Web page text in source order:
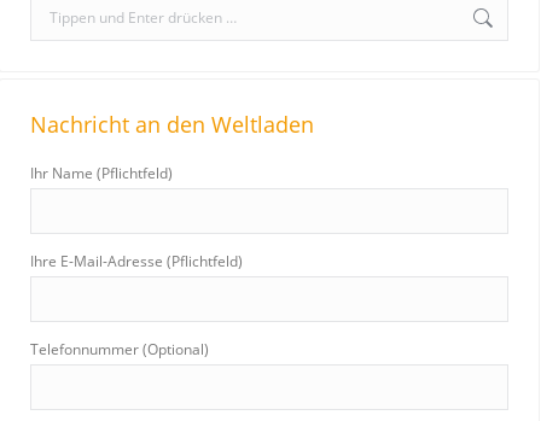
e
c
:
Nachricht an den Weltladen
Ihr Name (Pflichtfeld)
Ihre E-Mail-Adresse (Pflichtfeld)
Telefonnummer (Optional)